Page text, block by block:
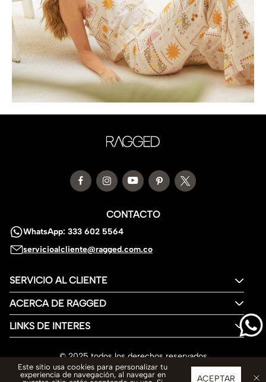
CONTACTO
WhatsApp: 333 602 5564
servicioalcliente@ragged.com.co
SERVICIO AL CLIENTE
ACERCA DE RAGGED
LINKS DE INTERES
© 2025 todos los derechos reservados
ACEPTAR
Este sitio usa cookies para personalizar tu
experiencia de navegación, al navegar en